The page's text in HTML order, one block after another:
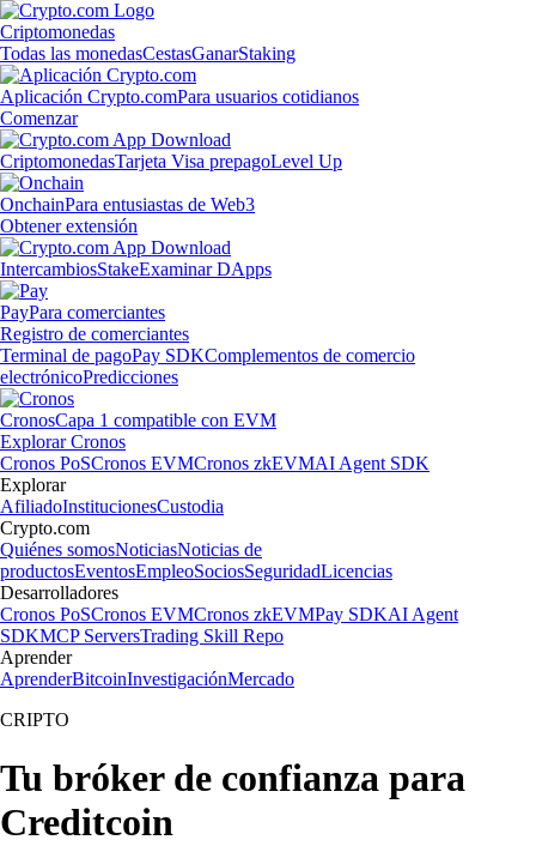
Criptomonedas
Todas las monedasCestasGanarStaking
Aplicación Crypto.comPara usuarios cotidianos
Comenzar
CriptomonedasTarjeta Visa prepagoLevel Up
OnchainPara entusiastas de Web3
Obtener extensión
IntercambiosStakeExaminar DApps
PayPara comerciantes
Registro de comerciantes
Terminal de pagoPay SDKComplementos de comercio
electrónicoPredicciones
CronosCapa 1 compatible con EVM
Explorar Cronos
Cronos PoSCronos EVMCronos zkEVMAI Agent SDK
Explorar
AfiliadoInstitucionesCustodia
Crypto.com
Quiénes somosNoticiasNoticias de
productosEventosEmpleoSociosSeguridadLicencias
Desarrolladores
Cronos PoSCronos EVMCronos zkEVMPay SDKAI Agent
SDKMCP ServersTrading Skill Repo
Aprender
AprenderBitcoinInvestigaciónMercado
CRIPTO
Tu bróker de confianza para
Creditcoin